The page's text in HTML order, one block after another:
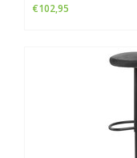
€102,95